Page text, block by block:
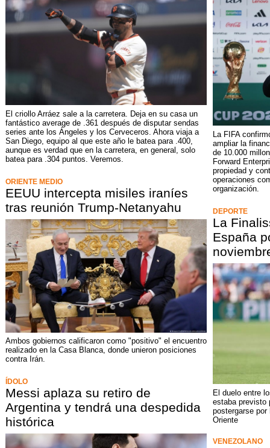
El criollo Arráez sale a la carretera. Deja en su casa un
fantástico average de .361 después de disputar sendas
series ante los Ángeles y los Cerveceros. Ahora viaja a
San Diego, equipo al que este año le batea para .400,
aunque es verdad que en la carretera, en general, solo
batea para .304 puntos. Veremos.
ORIENTE MEDIO
EEUU intercepta misiles iraníes
tras reunión Trump-Netanyahu
Ambos gobiernos calificaron como "positivo" el encuentro
realizado en la Casa Blanca, donde unieron posiciones
contra Irán.
ÍDOLO
Messi aplaza su retiro de
Argentina y tendrá una despedida
histórica
La FIFA
ampliar la
de 10.000
Forward
propiedad y
operaciones
organización.
DEPORTE
La
España
El duelo entre
estaba previsto
postergarse
Oriente
VENEZOLANO